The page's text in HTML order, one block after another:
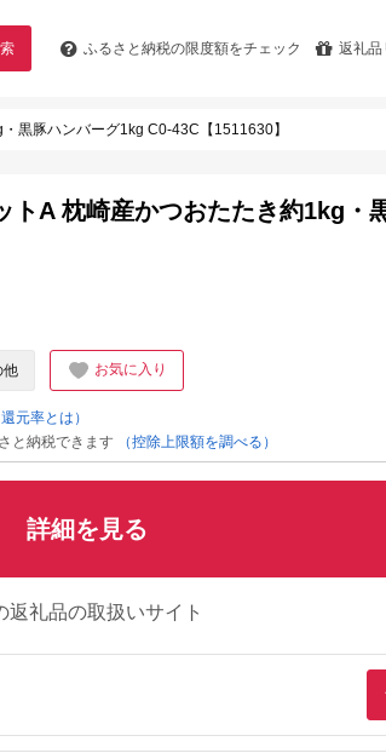
ふるさと納税の限度額をチェック 返礼品
黒豚ハンバーグ1kg C0-43C【1511630】
トA 枕崎産かつおたたき約1kg・
他 お気に入り
還元率とは）
と納税できます
（控除上限額を調べる）
詳細を見る
返礼品の取扱いサイト